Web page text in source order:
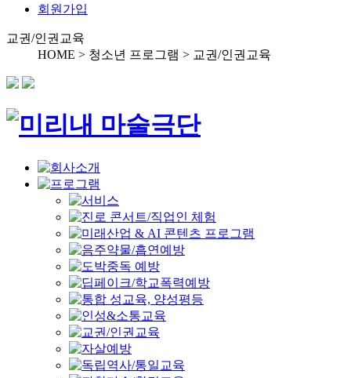
회원가입
교권/인권교육
HOME > 청소년 프로그램 > 교권/인권교육